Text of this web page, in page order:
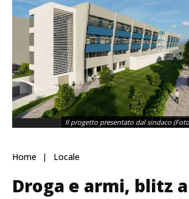
Il progetto presentato dal sindaco
Home Locale
Droga e armi, blitz